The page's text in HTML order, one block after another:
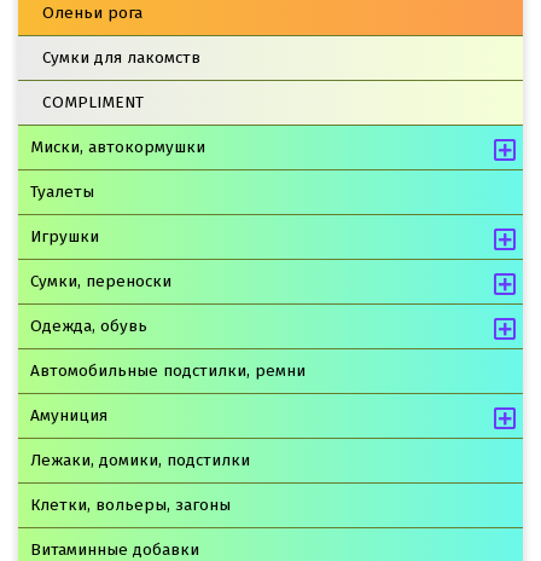
Оленьи рога
Сумки для лакомств
COMPLIMENT
Миски, автокормушки
Туалеты
Игрушки
Сумки, переноски
Одежда, обувь
Автомобильные подстилки, ремни
Амуниция
Лежаки, домики, подстилки
Клетки, вольеры, загоны
Витаминные добавки